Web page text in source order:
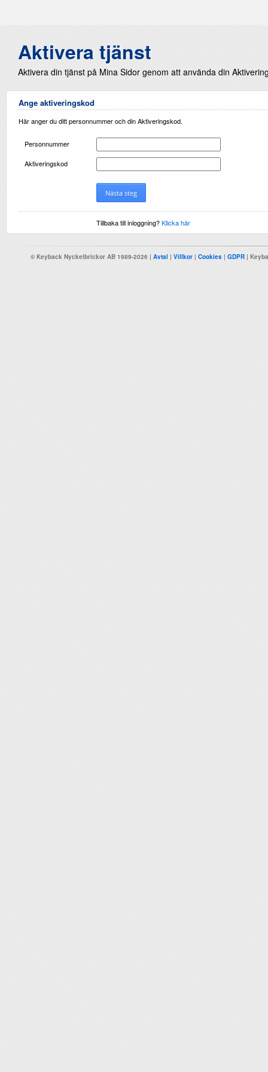
Aktivera tjänst
Aktivera din tjänst på Mina Sidor genom att använda din
Ange aktiveringskod
Här anger du ditt personnummer och din Aktiveringskod.
Personnummer
Aktiveringskod
Nästa steg
Tillbaka till inloggning?Klicka här
© Keyback Nyckelbrickor AB 1989-2026 | Avtal | Villkor| Cookies| GDPR|